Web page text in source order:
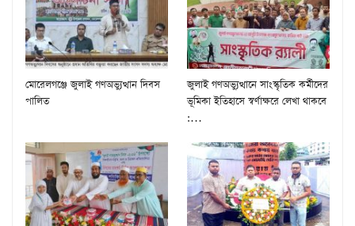
মোরেলগঞ্জে জুলাই গণঅভ্যুত্থান দিবস
পালিত
জুলাই গণঅভ্যুত্থানে সাংস্কৃতিক কর্মীদের
ভূমিকা ইতিহাসে স্বর্ণাক্ষরে লেখা থাকবে
:…